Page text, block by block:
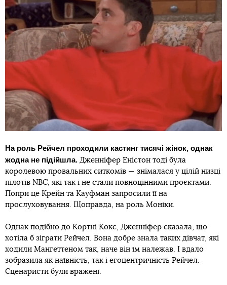
На роль Рейчел проходили кастинг тисячі жінок, однак
жодна не підійшла. Дженніфер Еністон тоді була
королевою провальних ситкомів — знімалася у цілій низці
пілотів NBC, які так і не стали повноцінними проєктами.
Попри це Крейн та Кауфман запросили її на
прослуховування. Щоправда, на роль Моніки.
Однак подібно до Кортні Кокс, Дженніфер сказала, що
хотіла б зіграти Рейчел. Вона добре знала таких дівчат, які
ходили Мангеттеном так, наче він їм належав. І вдало
зобразила як наївність, так і егоцентричність Рейчел.
Сценаристи були вражені.